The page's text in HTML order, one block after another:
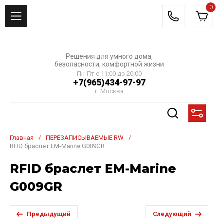
0
Решения для умного дома,
безопасности, комфортной жизни
Пн-Пт с 11:00 до 20:00
+7(965)434-97-97
г. Москва
Главная / ПЕРЕЗАПИСЫВАЕМЫЕ RW
/
RFID браслет EM-Marine G009GR
RFID браслет EM-Marine
G009GR
Предыдущий Следующий